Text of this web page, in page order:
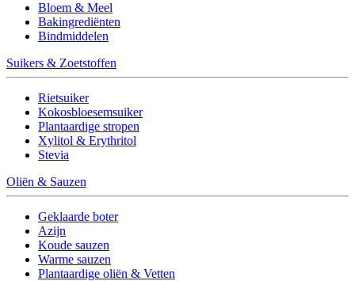
Bloem & Meel
Bakingrediënten
Bindmiddelen
Suikers & Zoetstoffen
Rietsuiker
Kokosbloesemsuiker
Plantaardige stropen
Xylitol & Erythritol
Stevia
Oliën & Sauzen
Geklaarde boter
Azijn
Koude sauzen
Warme sauzen
Plantaardige oliën & Vetten